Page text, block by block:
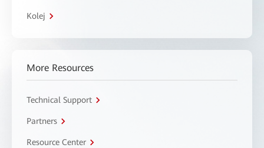
Kolej
More Resources
Technical Support
Partners
Resource Center